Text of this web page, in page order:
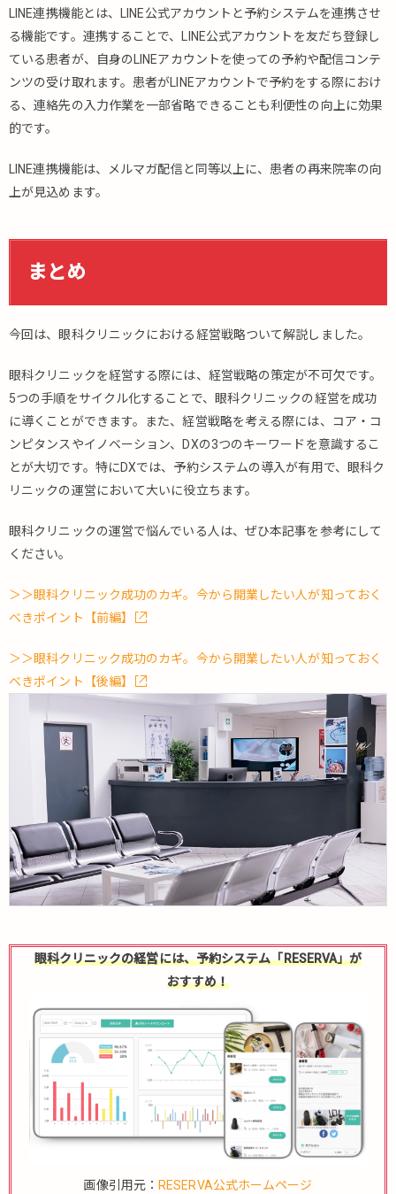
LINE連携機能とは、LINE公式アカウントと予約システムを連携させ
る機能です。連携することで、LINE公式アカウントを友だち登録し
ている患者が、自身のLINEアカウントを使っての予約や配信コンテ
ンツの受け取れます。患者がLINEアカウントで予約をする際におけ
る、連絡先の入力作業を一部省略できることも利便性の向上に効果
的です。
LINE連携機能は、メルマガ配信と同等以上に、患者の再来院率の向
上が見込めます。
まとめ
今回は、眼科クリニックにおける経営戦略ついて解説しました。
眼科クリニックを経営する際には、経営戦略の策定が不可欠です。
5つの手順をサイクル化することで、眼科クリニックの経営を成功
に導くことができます。また、経営戦略を考える際には、コア・コ
ンピタンスやイノベーション、DXの3つのキーワードを意識するこ
とが大切です。特にDXでは、予約システムの導入が有用で、眼科ク
リニックの運営において大いに役立ちます。
眼科クリニックの運営で悩んでいる人は、ぜひ本記事を参考にして
ください。
＞＞眼科クリニック成功のカギ。今から開業したい人が知っておく
べきポイント【前編】
＞＞眼科クリニック成功のカギ。今から開業したい人が知っておく
べきポイント【後編】
眼科クリニックの経営には、予約システム「RESERVA」が
おすすめ！
画像引用元： RESERVA公式ホームページ